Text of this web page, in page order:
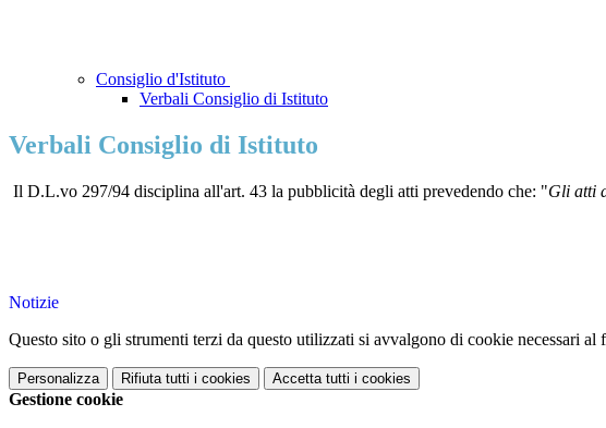
Consiglio d'Istituto
Verbali Consiglio di Istituto
Verbali Consiglio di Istituto
Il D.L.vo 297/94 disciplina all'art. 43 la pubblicità degli atti prevedendo che: "Gli atti
Notizie
Questo sito o gli strumenti terzi da questo utilizzati si avvalgono di cookie necessari
Personalizza Rifiuta tutti i cookies Accetta tutti i cookies
Gestione cookie